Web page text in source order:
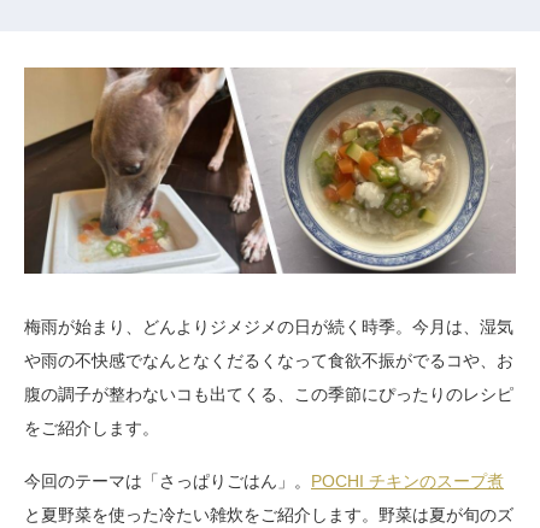
梅雨が始まり、どんよりジメジメの日が続く時季。今月は、湿気
や雨の不快感でなんとなくだるくなって食欲不振がでるコや、お
腹の調子が整わないコも出てくる、この季節にぴったりのレシピ
をご紹介します。
今回のテーマは「さっぱりごはん」。 POCHI チキンのスープ煮
と夏野菜を使った冷たい雑炊をご紹介します。野菜は夏が旬のズ